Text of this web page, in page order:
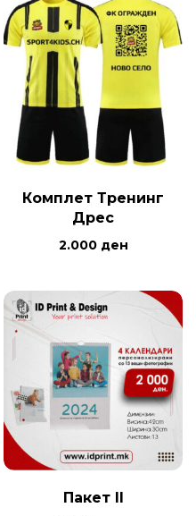
Комплет Тренинг
Дрес
2.000 ден
Пакет II